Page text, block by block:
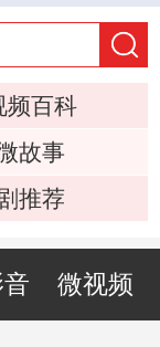
频百科
故事
推荐
微视频